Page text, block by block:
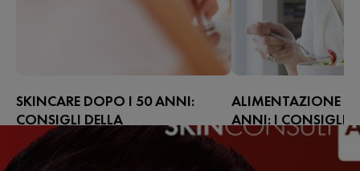
SKINCARE DOPO I 50 ANNI:
CONSIGLI DELLA
DERMATOLOGA LUIGIA
PANARIELLO
ALIMENTAZIONE
ANNI: I CONSIGLI
NUTRIZIONISTA
Dopo i 50 anni, il